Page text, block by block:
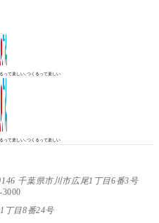
って楽しい､つくるって楽しい
って楽しい､つくるって楽しい
千葉県市川市広尾1丁目6番3号
丁目8番24号